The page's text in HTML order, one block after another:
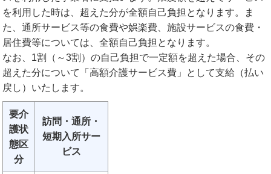
を利用した時は、超えた分が全額自己負担となります。ま
た、通所サービス等の食費や娯楽費、施設サービスの食費・
居住費等については、全額自己負担となります。
なお、1割（～3割）の自己負担で一定額を超えた場合、その
超えた分について「高額介護サービス費」として支給（払い
戻し）いたします。
要介
護状
態区
分
訪問・通所・
短期入所サー
ビス